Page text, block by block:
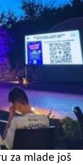
za mlade još